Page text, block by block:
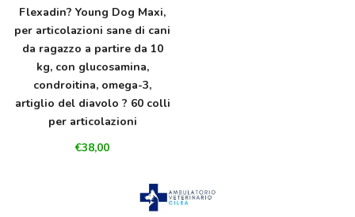
Flexadin? Young Dog Maxi,
per articolazioni sane di cani
da ragazzo a partire da 10
kg, con glucosamina,
condroitina, omega-3,
artiglio del diavolo ? 60 colli
per articolazioni
€38,00